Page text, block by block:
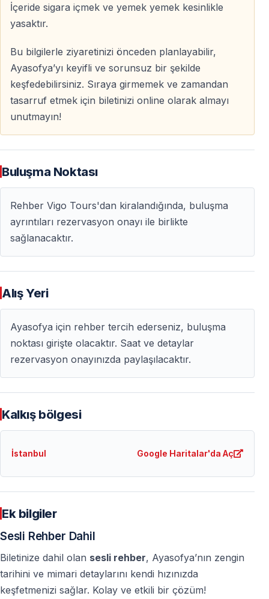
Ayasofya Giriş Bileti – QR Kodlu Online Ayasofya
Biletleri
şekilde keşfedin.
İçeride sigara içmek ve yemek yemek kesinlikle
yasaktır.
Bu bilgilerle ziyaretinizi önceden planlayabilir,
Ayasofya’yı keyifli ve sorunsuz bir şekilde
keşfedebilirsiniz. Sıraya girmemek ve zamandan
tasarruf etmek için biletinizi online olarak almayı
unutmayın!
Buluşma Noktası
Rehber Vigo Tours'dan kiralandığında, buluşma
ayrıntıları rezervasyon onayı ile birlikte
sağlanacaktır.
Alış Yeri
Ayasofya için rehber tercih ederseniz, buluşma
noktası girişte olacaktır. Saat ve detaylar
rezervasyon onayınızda paylaşılacaktır.
Kalkış bölgesi
İstanbul Google Haritalar'da Aç
Ek bilgiler
Sesli Rehber Dahil
Biletinize dahil olan sesli rehber, Ayasofya’nın zengin
tarihini ve mimari detaylarını kendi hızınızda
keşfetmenizi sağlar. Kolay ve etkili bir çözüm!